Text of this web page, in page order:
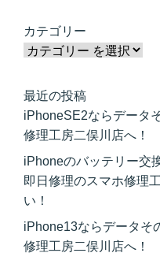
カテゴリー
最近の投稿
iPhoneSE2ならデータ
修理工房二俣川店へ！
iPhoneのバッテリー交
即日修理のスマホ修理
い！
iPhone13ならデータそ
修理工房二俣川店へ！